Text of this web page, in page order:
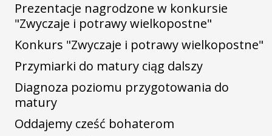
Prezentacje nagrodzone w konkursie
"Zwyczaje i potrawy wielkopostne"
Konkurs "Zwyczaje i potrawy wielkopostne"
Przymiarki do matury ciąg dalszy
Diagnoza poziomu przygotowania do
matury
Oddajemy cześć bohaterom